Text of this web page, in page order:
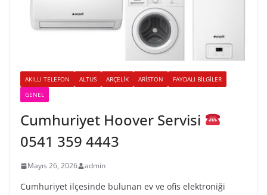
AKILLI TELEFON ALTUS ARÇELIK ARISTON
FAYDALI BILGILER
GENEL
Cumhuriyet Hoover Servisi
0541 359 4443
Mayıs 26, 2026 admin
Cumhuriyet ilçesinde bulunan ev ve ofis elektroniği